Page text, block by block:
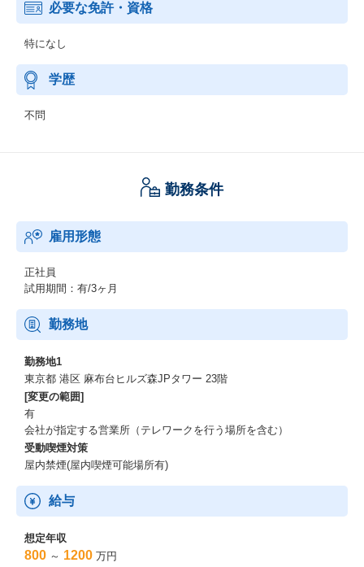
必要な免許・資格
特になし
学歴
不問
勤務条件
雇用形態
正社員
試用期間：有/3ヶ月
勤務地
勤務地1
東京都 港区 麻布台ヒルズ森JPタワー 23階
[変更の範囲]
有
会社が指定する営業所（テレワークを行う場所を含む）
受動喫煙対策
屋内禁煙(屋内喫煙可能場所有)
給与
想定年収
800 ～ 1200 万円